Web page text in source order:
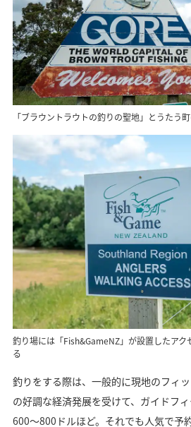
「ブラウントラウトの釣りの聖地」とうたう
釣り場には「Fish&GameNZ」が設置したア
る
釣りをする際は、一般的に現地のフィ
の好調な経済発展を受けて、ガイドフ
600～800ドルほど。それでも人気で予